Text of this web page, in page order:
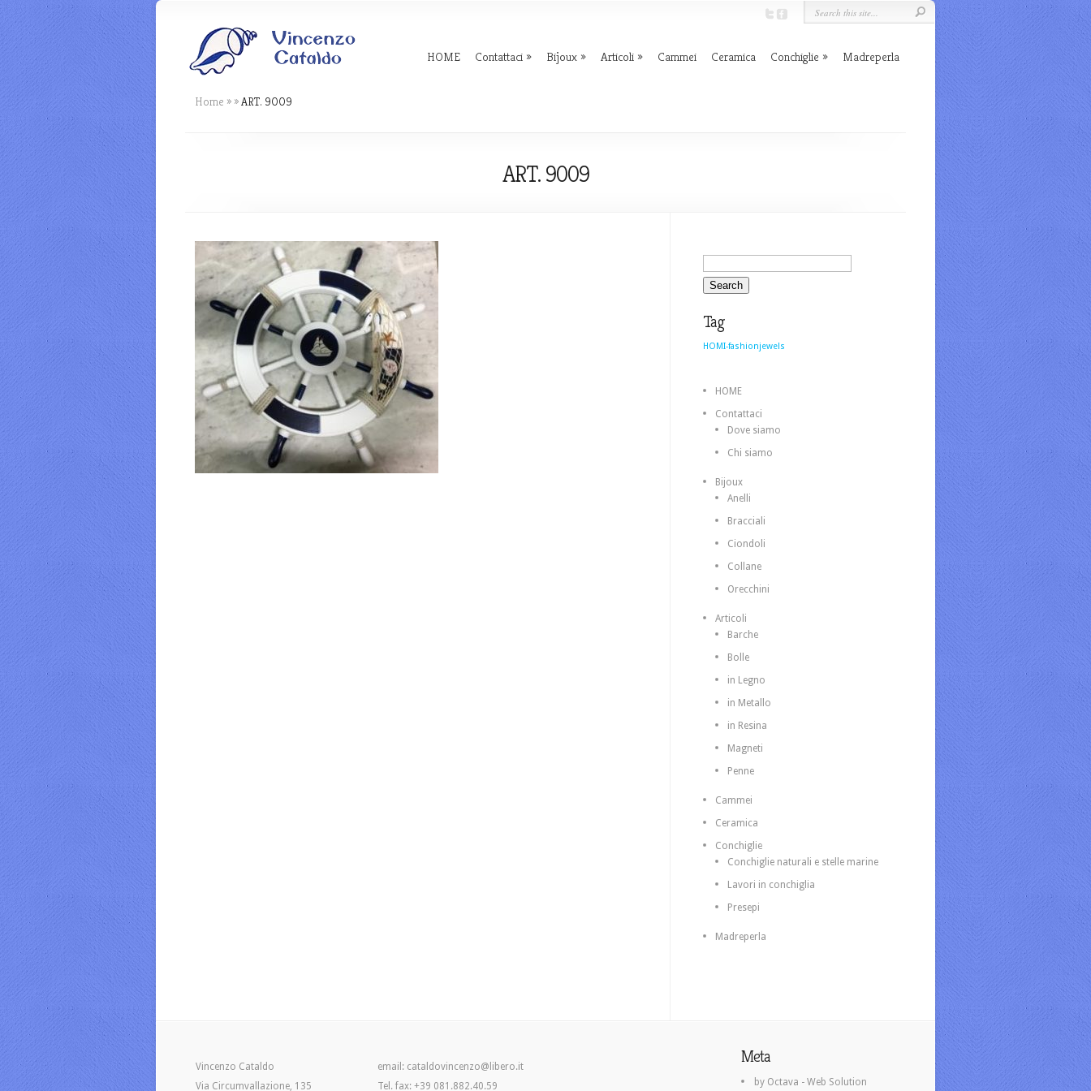
HOME Contattaci Bijoux Articoli Cammei Ceramica Conchiglie Madreperla
Home » »ART. 9009
ART. 9009
Tag
HOMI-fashionjewels
HOME
Contattaci
Dove siamo
Chi siamo
Bijoux
Anelli
Bracciali
Ciondoli
Collane
Orecchini
Articoli
Barche
Bolle
in Legno
in Metallo
in Resina
Magneti
Penne
Cammei
Ceramica
Conchiglie
Conchiglie naturali e stelle marine
Lavori in conchiglia
Presepi
Madreperla
Vincenzo Cataldo
Via Circumvallazione, 135
email: cataldovincenzo@libero.it
Tel. fax: +39 081.882.40.59
Meta
by Octava - Web Solution